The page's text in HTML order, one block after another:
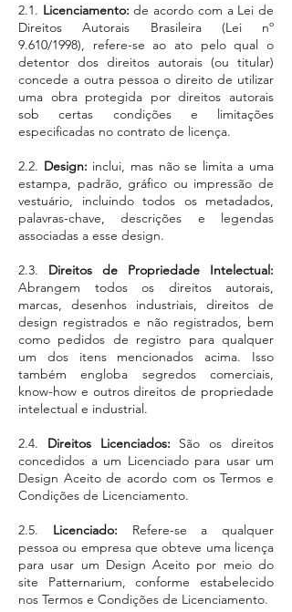
2.1. Licenciamento: de acordo com a Lei de
Direitos Autorais Brasileira (Lei nº
9.610/1998), refere-se ao ato pelo qual o
detentor dos direitos autorais (ou titular)
concede a outra pessoa o direito de utilizar
uma obra protegida por direitos autorais
sob certas condições e limitações
especificadas no contrato de licença.
2.2. Design: inclui, mas não se limita a uma
estampa, padrão, gráfico ou impressão de
vestuário, incluindo todos os metadados,
palavras-chave, descrições e legendas
associadas a esse design.
2.3. Direitos de Propriedade Intelectual:
Abrangem todos os direitos autorais,
marcas, desenhos industriais, direitos de
design registrados e não registrados, bem
como pedidos de registro para qualquer
um dos itens mencionados acima. Isso
também engloba segredos comerciais,
know-how e outros direitos de propriedade
intelectual e industrial.
2.4. Direitos Licenciados: São os direitos
concedidos a um Licenciado para usar um
Design Aceito de acordo com os Termos e
Condições de Licenciamento.
2.5. Licenciado: Refere-se a qualquer
pessoa ou empresa que obteve uma licença
para usar um Design Aceito por meio do
site Patternarium, conforme estabelecido
nos Termos e Condições de Licenciamento.